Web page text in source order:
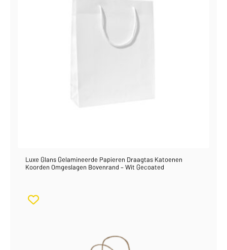
Luxe Glans Gelamineerde Papieren Draagtas Katoenen
Koorden Omgeslagen Bovenrand – Wit Gecoated